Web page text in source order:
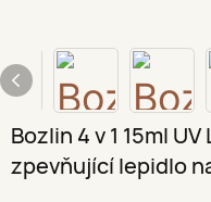
Bozlin 4 v 1 15ml
zpevňující lepidlo